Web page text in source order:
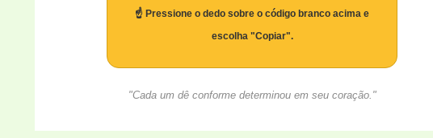
☝️ Pressione o dedo sobre o código branco acima e
escolha "Copiar".
"Cada um dê conforme determinou em seu coração."